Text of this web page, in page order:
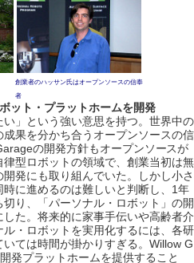
創業者のハッサン氏はオープンソースの信奉
者
ット・プラットホームを開発
」という強い意思を持つ。世界中の
果を分かち合うオープンソースの信
の開発方針もオープンソースが
型ロボットの領域で、創業当初は無
発にも取り組んでいた。しかし小さ
に進めるのは難しいと判断し、1年
り、「パーソナル・ロボット」の開
た。将来的に家事手伝いや高齢者介
・ロボットを実用化するには、各研
ては時間が掛かりすぎる。Willow G
発プラットホームを提供すること